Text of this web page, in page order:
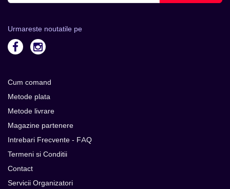
Urmareste noutatile pe
Cum comand
Metode plata
Metode livrare
Magazine partenere
Intrebari Frecvente - FAQ
Termeni si Conditii
Contact
Servicii Organizatori